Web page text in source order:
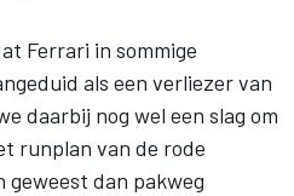
Ferrari in sommige
als een verliezer van
daarbij nog wel een slag om
runplan van de rode
geweest dan pakweg